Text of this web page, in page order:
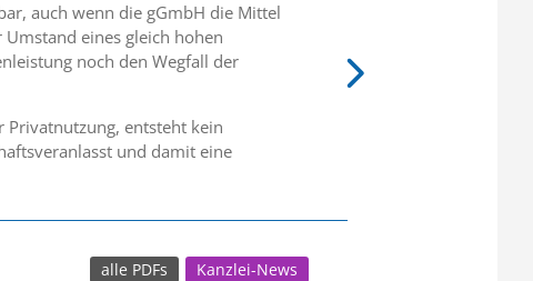
auch wenn die gGmbH die Mittel
eines gleich hohen
noch den Wegfall der
Privatnutzung, entsteht kein
und damit eine
Kanzlei-News
alle PDFs